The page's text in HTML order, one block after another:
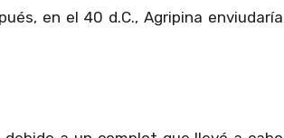
en el 40 d.C., Agripina enviudaría